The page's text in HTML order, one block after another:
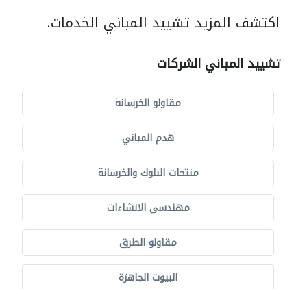
اكتشف المزيد تشييد المباني الخدمات.
تشييد المباني الشركات
مقاولو الخرسانة
هدم المباني
منتجات البلوك والخرسانة
مهندسي الانشاءات
مقاولو الطرق
البيوت الجاهزة